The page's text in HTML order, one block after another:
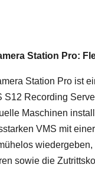
Station Pro:
Station Pro ist
S12 Recording
Maschinen
VMS mit
sowie die